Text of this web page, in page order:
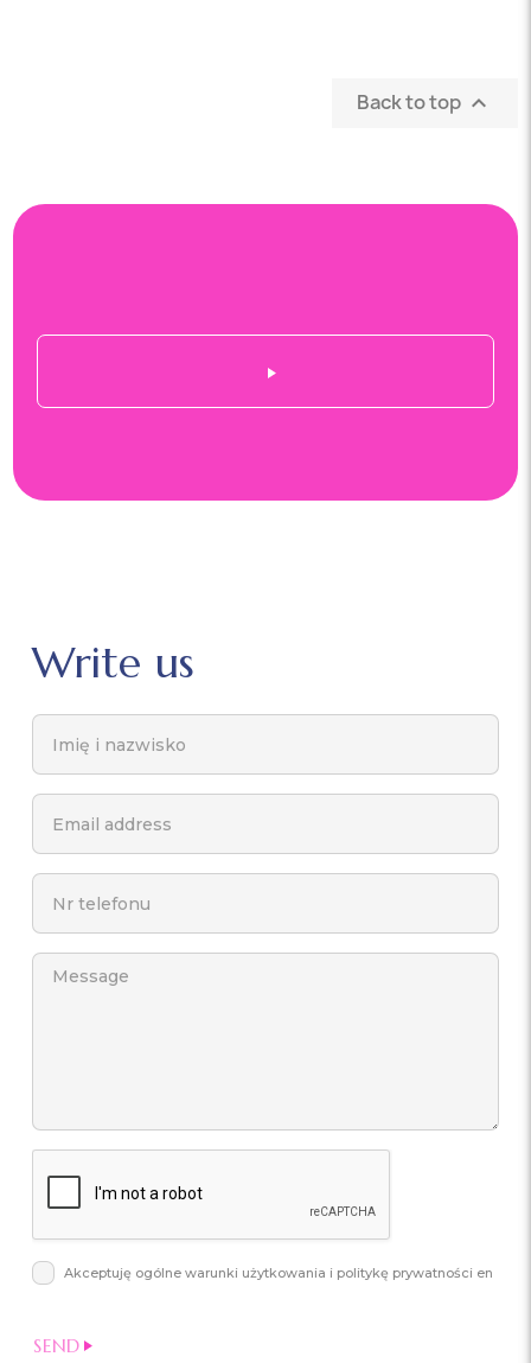
Back to top 
Write us
Akceptuję ogólne warunki użytkowania i politykę prywatności en